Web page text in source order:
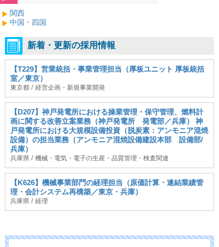
関西
中国・四国
新着・更新の採用情報
【T229】営業統括・事業管理担当（厚板ユニット 厚板統括
室／東京）
東京都 / 経営企画・新規事業開発
【D207】神戸発電所における操業管理・保守管理、燃料計
画に関する改善立案業務（神戸発電所 発電部／兵庫） 神
戸発電所における大規模設備投資（脱炭素：アンモニア混焼
設備）の担当業務（アンモニア混焼設備建設本部 設備部/
兵庫）
兵庫県 / 機械・電気・電子の生産・品質管理・検査関連
【K626】機械事業部門の経理担当（原価計算・連結業績管
理・会計システム再構築／東京・兵庫）
兵庫県 / 経理